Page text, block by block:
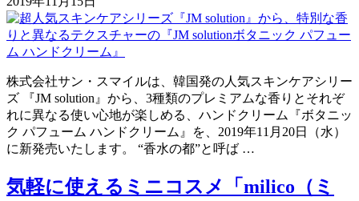
株式会社サン・スマイルは、韓国発の人気スキンケアシリー
ズ 『JM solution』から、3種類のプレミアムな香りとそれぞ
れに異なる使い心地が楽しめる、ハンドクリーム『ボタニッ
ク パフューム ハンドクリーム』を、2019年11月20日（水）
に新発売いたします。 “香水の都”と呼ば …
気軽に使えるミニコスメ「milico（ミ